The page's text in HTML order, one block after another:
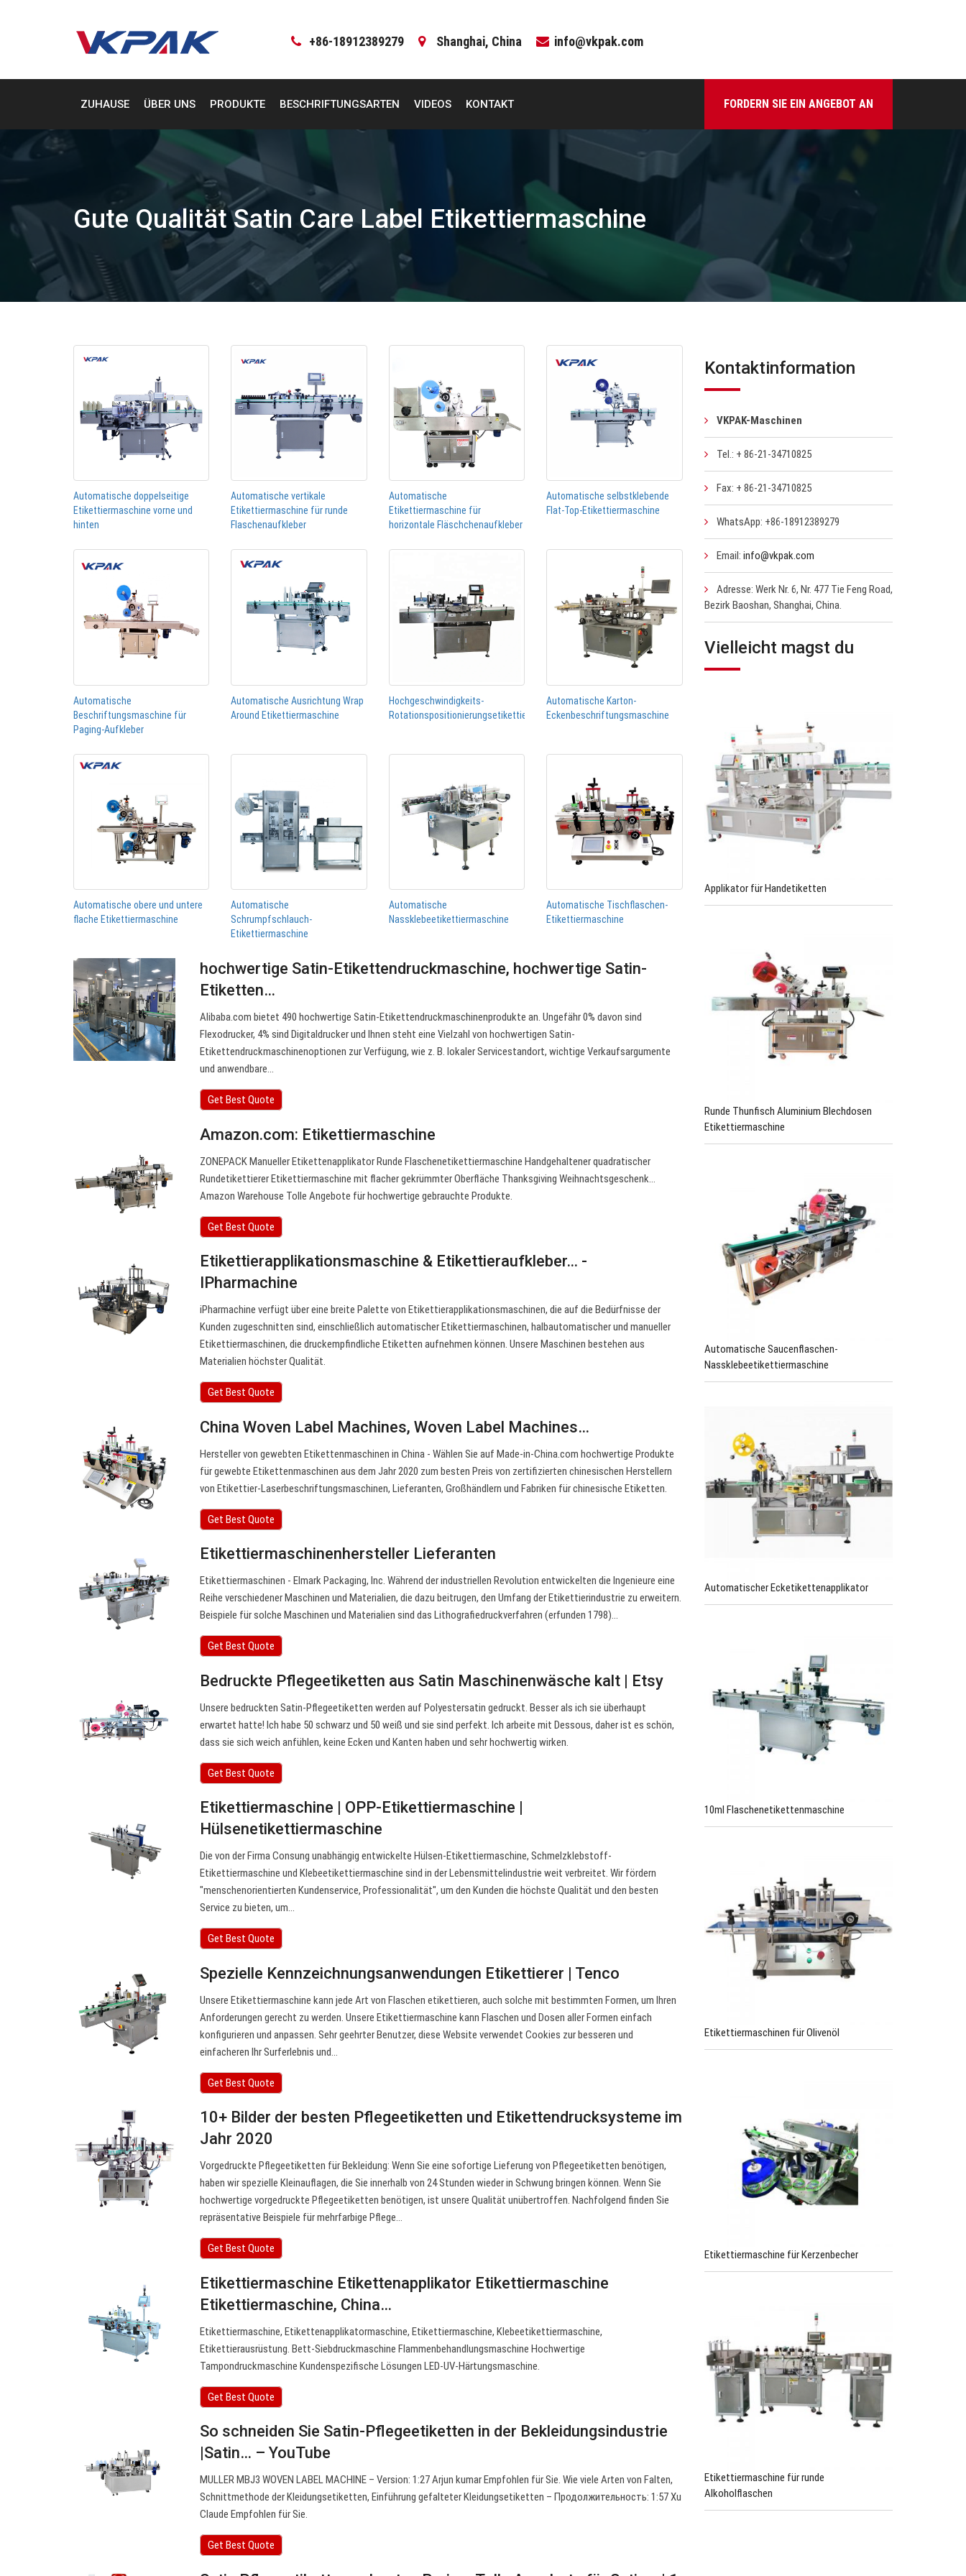
+86-18912389279 Shanghai, China info@vkpak.com
ZUHAUSE ÜBER UNS PRODUKTE BESCHRIFTUNGSARTEN VIDEOS KONTAKT FORDERN SIE EIN ANGEBOT AN
Gute Qualität Satin Care Label Etikettiermaschine
Automatische doppelseitige
Etikettiermaschine vorne und
hinten
Automatische vertikale
Etikettiermaschine für runde
Flaschenaufkleber
Automatische
Etikettiermaschine für
horizontale Fläschchenaufkleber
Automatische selbstklebende
Flat-Top-Etikettiermaschine
Automatische
Beschriftungsmaschine für
Paging-Aufkleber
Automatische Ausrichtung Wrap
Around Etikettiermaschine
Hochgeschwindigkeits-
Rotationspositionierungsetikettiermaschine
Automatische Karton-
Eckenbeschriftungsmaschine
Automatische obere und untere
flache Etikettiermaschine
Automatische
Schrumpfschlauch-
Etikettiermaschine
Automatische
Nassklebeetikettiermaschine
Automatische Tischflaschen-
Etikettiermaschine
hochwertige Satin-Etikettendruckmaschine, hochwertige Satin-
Etiketten…
Alibaba.com bietet 490 hochwertige Satin-Etikettendruckmaschinenprodukte an. Ungefähr 0% davon sind
Flexodrucker, 4% sind Digitaldrucker und Ihnen steht eine Vielzahl von hochwertigen Satin-
Etikettendruckmaschinenoptionen zur Verfügung, wie z. B. lokaler Servicestandort, wichtige Verkaufsargumente
und anwendbare…
Get Best Quote
Amazon.com: Etikettiermaschine
ZONEPACK Manueller Etikettenapplikator Runde Flaschenetikettiermaschine Handgehaltener quadratischer
Rundetikettierer Etikettiermaschine mit flacher gekrümmter Oberfläche Thanksgiving Weihnachtsgeschenk…
Amazon Warehouse Tolle Angebote für hochwertige gebrauchte Produkte.
Get Best Quote
Etikettierapplikationsmaschine & Etikettieraufkleber… -
IPharmachine
iPharmachine verfügt über eine breite Palette von Etikettierapplikationsmaschinen, die auf die Bedürfnisse der
Kunden zugeschnitten sind, einschließlich automatischer Etikettiermaschinen, halbautomatischer und manueller
Etikettiermaschinen, die druckempfindliche Etiketten aufnehmen können. Unsere Maschinen bestehen aus
Materialien höchster Qualität.
Get Best Quote
China Woven Label Machines, Woven Label Machines…
Hersteller von gewebten Etikettenmaschinen in China - Wählen Sie auf Made-in-China.com hochwertige Produkte
für gewebte Etikettenmaschinen aus dem Jahr 2020 zum besten Preis von zertifizierten chinesischen Herstellern
von Etikettier-Laserbeschriftungsmaschinen, Lieferanten, Großhändlern und Fabriken für chinesische Etiketten.
Get Best Quote
Etikettiermaschinenhersteller Lieferanten
Etikettiermaschinen - Elmark Packaging, Inc. Während der industriellen Revolution entwickelten die Ingenieure eine
Reihe verschiedener Maschinen und Materialien, die dazu beitrugen, den Umfang der Etikettierindustrie zu erweitern.
Beispiele für solche Maschinen und Materialien sind das Lithografiedruckverfahren (erfunden 1798)…
Get Best Quote
Bedruckte Pflegeetiketten aus Satin Maschinenwäsche kalt | Etsy
Unsere bedruckten Satin-Pflegeetiketten werden auf Polyestersatin gedruckt. Besser als ich sie überhaupt
erwartet hatte! Ich habe 50 schwarz und 50 weiß und sie sind perfekt. Ich arbeite mit Dessous, daher ist es schön,
dass sie sich weich anfühlen, keine Ecken und Kanten haben und sehr hochwertig wirken.
Get Best Quote
Etikettiermaschine | OPP-Etikettiermaschine |
Hülsenetikettiermaschine
Die von der Firma Consung unabhängig entwickelte Hülsen-Etikettiermaschine, Schmelzklebstoff-
Etikettiermaschine und Klebeetikettiermaschine sind in der Lebensmittelindustrie weit verbreitet. Wir fördern
"menschenorientierten Kundenservice, Professionalität", um den Kunden die höchste Qualität und den besten
Service zu bieten, um…
Get Best Quote
Spezielle Kennzeichnungsanwendungen Etikettierer | Tenco
Unsere Etikettiermaschine kann jede Art von Flaschen etikettieren, auch solche mit bestimmten Formen, um Ihren
Anforderungen gerecht zu werden. Unsere Etikettiermaschine kann Flaschen und Dosen aller Formen einfach
konfigurieren und anpassen. Sehr geehrter Benutzer, diese Website verwendet Cookies zur besseren und
einfacheren Ihr Surferlebnis und…
Get Best Quote
10+ Bilder der besten Pflegeetiketten und Etikettendrucksysteme im
Jahr 2020
Vorgedruckte Pflegeetiketten für Bekleidung: Wenn Sie eine sofortige Lieferung von Pflegeetiketten benötigen,
haben wir spezielle Kleinauflagen, die Sie innerhalb von 24 Stunden wieder in Schwung bringen können. Wenn Sie
hochwertige vorgedruckte Pflegeetiketten benötigen, ist unsere Qualität unübertroffen. Nachfolgend finden Sie
repräsentative Beispiele für mehrfarbige Pflege…
Get Best Quote
Etikettiermaschine Etikettenapplikator Etikettiermaschine
Etikettiermaschine, China…
Etikettiermaschine, Etikettenapplikatormaschine, Etikettiermaschine, Klebeetikettiermaschine,
Etikettierausrüstung. Bett-Siebdruckmaschine Flammenbehandlungsmaschine Hochwertige
Tampondruckmaschine Kundenspezifische Lösungen LED-UV-Härtungsmaschine.
Get Best Quote
So schneiden Sie Satin-Pflegeetiketten in der Bekleidungsindustrie
|Satin… – YouTube
MULLER MBJ3 WOVEN LABEL MACHINE – Version: 1:27 Arjun kumar Empfohlen für Sie. Wie viele Arten von Falten,
Schnittmethode der Kleidungsetiketten, Einführung gefalteter Kleidungsetiketten – Продолжительность: 1:57 Xu
Claude Empfohlen für Sie.
Get Best Quote
Kontaktinformation
VKPAK-Maschinen
Tel.: + 86-21-34710825
Fax: + 86-21-34710825
WhatsApp: +86-18912389279
Email: info@vkpak.com
Adresse: Werk Nr. 6, Nr. 477 Tie Feng Road,
Bezirk Baoshan, Shanghai, China.
Vielleicht magst du
Applikator für Handetiketten
Runde Thunfisch Aluminium Blechdosen
Etikettiermaschine
Automatische Saucenflaschen-
Nassklebeetikettiermaschine
Automatischer Ecketikettenapplikator
10ml Flaschenetikettenmaschine
Etikettiermaschinen für Olivenöl
Etikettiermaschine für Kerzenbecher
Etikettiermaschine für runde
Alkoholflaschen